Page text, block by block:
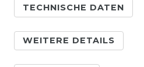
TECHNISCHE DATEN
WEITERE DETAILS